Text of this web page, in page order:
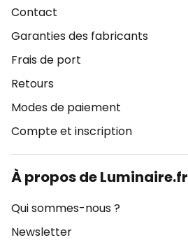
Contact
Garanties des fabricants
Frais de port
Retours
Modes de paiement
Compte et inscription
À propos de Luminaire.fr
Qui sommes-nous ?
Newsletter